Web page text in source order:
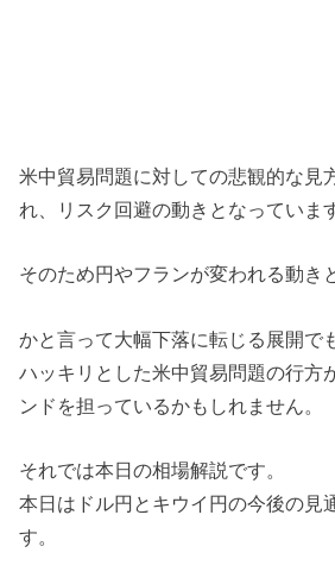
米中貿易問題に対しての悲観的な見
れ、リスク回避の動きとなっていま
そのため円やフランが変われる動き
かと言って大幅下落に転じる展開で
ハッキリとした米中貿易問題の行方
ンドを担っているかもしれません。
それでは本日の相場解説です。
本日はドル円とキウイ円の今後の見
す。